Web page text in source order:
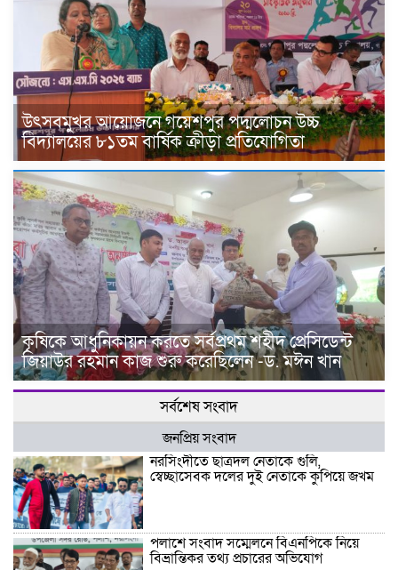
উৎসবমুখর আয়োজনে গয়েশপুর পদ্মলোচন উচ্চ
বিদ্যালয়ের ৮১তম বার্ষিক ক্রীড়া প্রতিযোগিতা
কৃষিকে আধুনিকায়ন করতে সর্বপ্রথম শহীদ প্রেসিডেন্ট
জিয়াউর রহমান কাজ শুরু করেছিলেন -ড. মঈন খান
সর্বশেষ সংবাদ
জনপ্রিয় সংবাদ
নরসিংদীতে ছাত্রদল নেতাকে গুলি,
স্বেচ্ছাসেবক দলের দুই নেতাকে কুপিয়ে জখম
পলাশে সংবাদ সম্মেলনে বিএনপিকে নিয়ে
বিভ্রান্তিকর তথ্য প্রচারের অভিযোগ